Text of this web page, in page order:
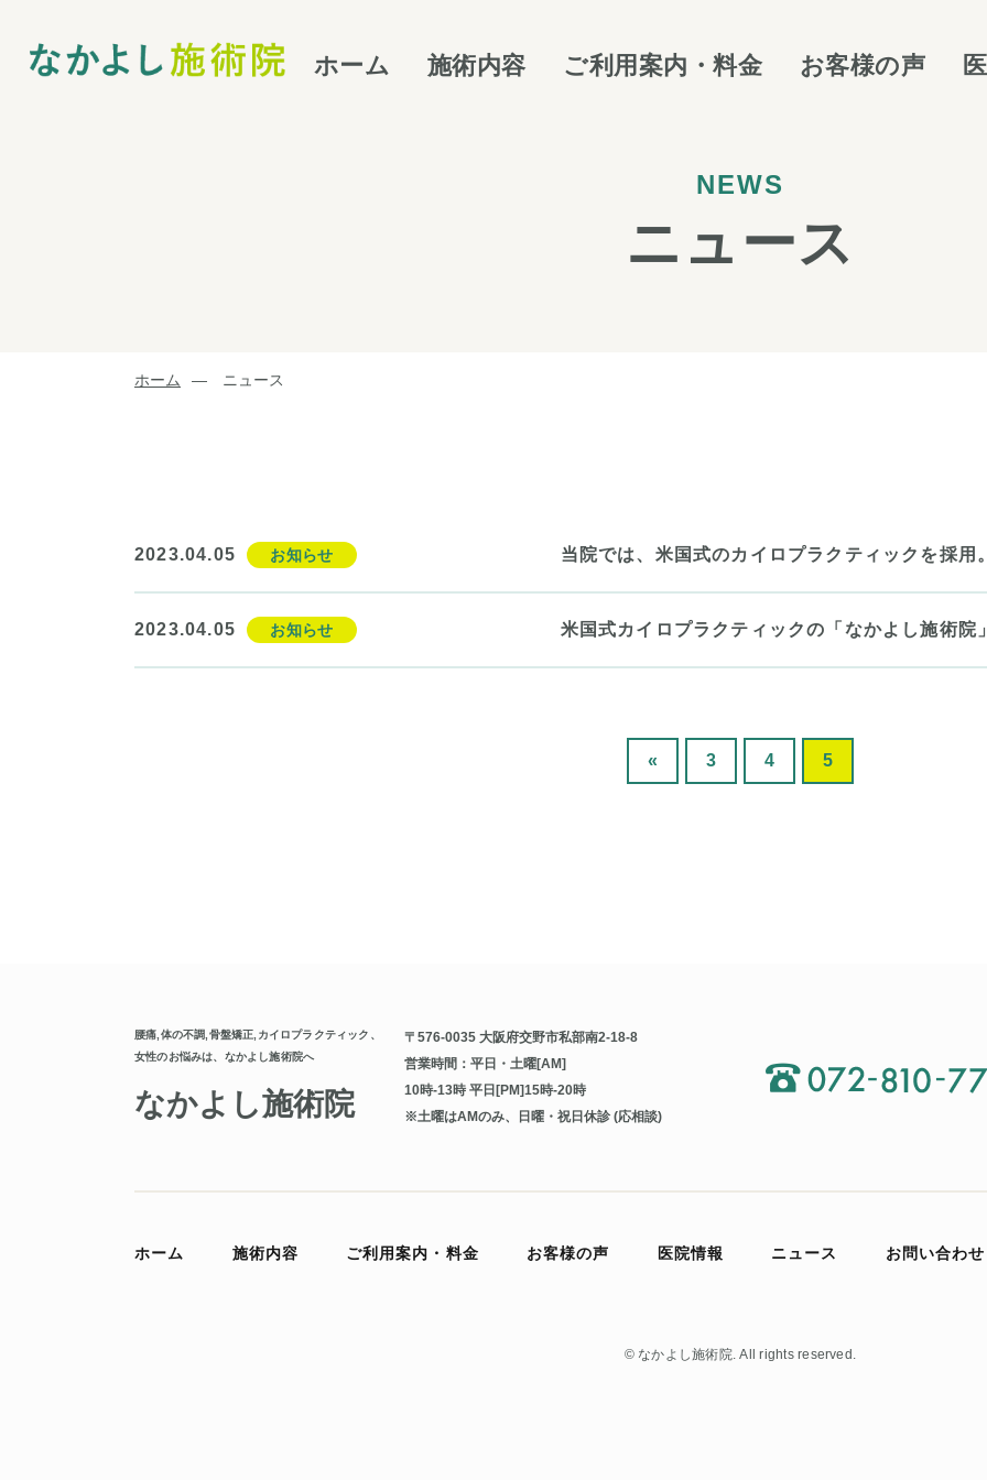
ホーム 施術内容 ご利用案内・料金 お客様の声
NEWS
ニュース
ホーム ニュース
2023.04.05 お知らせ 当院では、米国式のカイロプラクティックを採用
2023.04.05 お知らせ 米国式カイロプラクティックの「なかよし施術院
« 3 4 5
腰痛,体の不調,骨盤矯正,カイロプラクティック、
女性のお悩みは、なかよし施術院へ
なかよし施術院
〒576-0035 大阪府交野市私部南2-18-8
営業時間：平日・土曜[AM]
10時-13時 平日[PM]15時-20時
※土曜はAMのみ、日曜・祝日休診 (応相談)
ホーム 施術内容 ご利用案内・料金 お客様の声 医院情報 ニュース お問い合わせ
© なかよし施術院. All rights reserved.